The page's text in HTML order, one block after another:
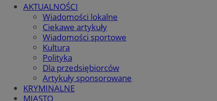
AKTUALNOŚCI
Wiadomości lokalne
Ciekawe artykuły
Wiadomości sportowe
Kultura
Polityka
Dla przedsiębiorców
Artykuły sponsorowane
KRYMINALNE
MIASTO